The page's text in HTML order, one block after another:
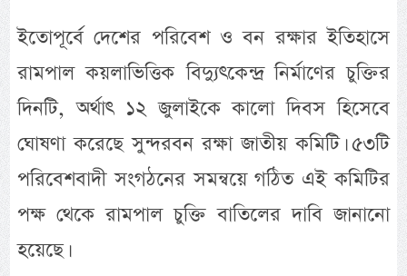
ইতোপূর্বে দেশের পরিবেশ ও বন রক্ষার ইতিহাসে
রামপাল কয়লাভিত্তিক বিদ্যুৎকেন্দ্র নির্মাণের চুক্তির
দিনটি, অর্থাৎ ১২ জুলাইকে কালো দিবস হিসেবে
ঘোষণা করেছে সুন্দরবন রক্ষা জাতীয় কমিটি। ৫৩টি
পরিবেশবাদী সংগঠনের সমন্বয়ে গঠিত এই কমিটির
পক্ষ থেকে রামপাল চুক্তি বাতিলের দাবি জানানো
হয়েছে।